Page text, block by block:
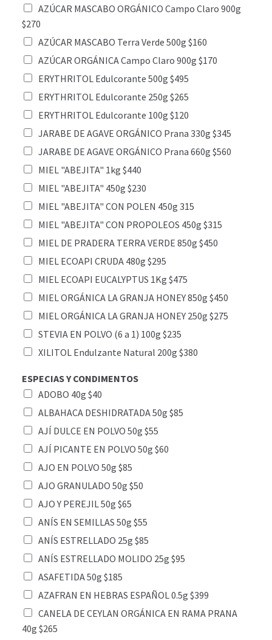
AZÚCAR MASCABO ORGÁNICO Campo Claro 900g
$270
AZÚCAR MASCABO Terra Verde 500g $160
AZÚCAR ORGÁNICA Campo Claro 900g $170
ERYTHRITOL Edulcorante 500g $495
ERYTHRITOL Edulcorante 250g $265
ERYTHRITOL Edulcorante 100g $120
JARABE DE AGAVE ORGÁNICO Prana 330g $345
JARABE DE AGAVE ORGÁNICO Prana 660g $560
MIEL "ABEJITA" 1kg $440
MIEL "ABEJITA" 450g $230
MIEL "ABEJITA" CON POLEN 450g 315
MIEL "ABEJITA" CON PROPOLEOS 450g $315
MIEL DE PRADERA TERRA VERDE 850g $450
MIEL ECOAPI CRUDA 480g $295
MIEL ECOAPI EUCALYPTUS 1Kg $475
MIEL ORGÁNICA LA GRANJA HONEY 850g $450
MIEL ORGÁNICA LA GRANJA HONEY 250g $275
STEVIA EN POLVO (6 a 1) 100g $235
XILITOL Endulzante Natural 200g $380
ESPECIAS Y CONDIMENTOS
ADOBO 40g $40
ALBAHACA DESHIDRATADA 50g $85
AJÍ DULCE EN POLVO 50g $55
AJÍ PICANTE EN POLVO 50g $60
AJO EN POLVO 50g $85
AJO GRANULADO 50g $50
AJO Y PEREJIL 50g $65
ANÍS EN SEMILLAS 50g $55
ANÍS ESTRELLADO 25g $85
ANÍS ESTRELLADO MOLIDO 25g $95
ASAFETIDA 50g $185
AZAFRAN EN HEBRAS ESPAÑOL 0.5g $399
CANELA DE CEYLAN ORGÁNICA EN RAMA PRANA
40g $265